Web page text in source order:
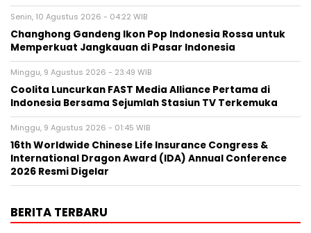
Senin, 10 Agustus 2026 - 04:22 WIB
Changhong Gandeng Ikon Pop Indonesia Rossa untuk
Memperkuat Jangkauan di Pasar Indonesia
Minggu, 9 Agustus 2026 - 23:49 WIB
Coolita Luncurkan FAST Media Alliance Pertama di
Indonesia Bersama Sejumlah Stasiun TV Terkemuka
Minggu, 9 Agustus 2026 - 01:45 WIB
16th Worldwide Chinese Life Insurance Congress &
International Dragon Award (IDA) Annual Conference
2026 Resmi Digelar
BERITA TERBARU